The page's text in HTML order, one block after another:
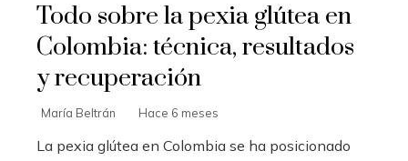
Todo sobre la pexia glútea en
Colombia: técnica, resultados
y recuperación
María Beltrán Hace 6 meses
La pexia glútea en Colombia se ha posicionado